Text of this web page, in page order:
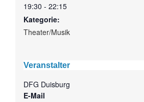
19:30 - 22:15
Kategorie:
Theater/Musik
Veranstalter
DFG Duisburg
E-Mail